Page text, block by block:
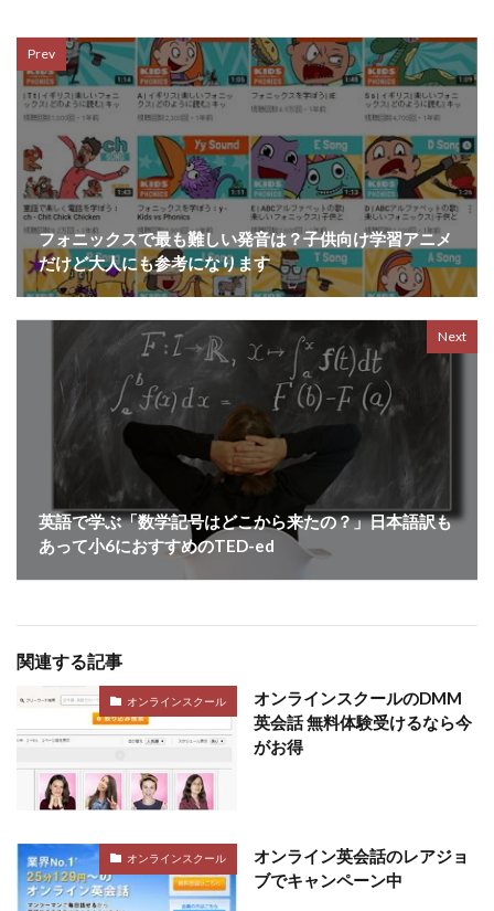
Prev
フォニックスで最も難しい発音は？子供向け学習アニメ
だけど大人にも参考になります
Next
英語で学ぶ「数学記号はどこから来たの？」日本語訳も
あって小6におすすめのTED-ed
関連する記事
オンラインスクール
オンラインスクールのDMM
英会話 無料体験受けるなら今
がお得
オンラインスクール
オンライン英会話のレアジョ
ブでキャンペーン中